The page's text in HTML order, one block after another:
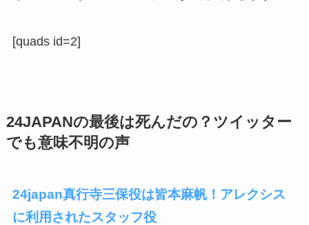
[quads id=2]
24JAPANの最後は死んだの？ツイッター
でも意味不明の声
24japan真行寺三保役は皆本麻帆！アレクシス
に利用されたスタッフ役